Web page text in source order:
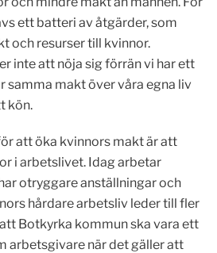
ett batteri av åtgärder, som
och resurser till kvinnor.
inte att nöja sig förrän vi har ett
samma makt över våra egna liv
kön.
att öka kvinnors makt är att
i arbetslivet. Idag arbetar
otryggare anställningar och
hårdare arbetsliv leder till fler
Botkyrka kommun ska vara ett
arbetsgivare när det gäller att